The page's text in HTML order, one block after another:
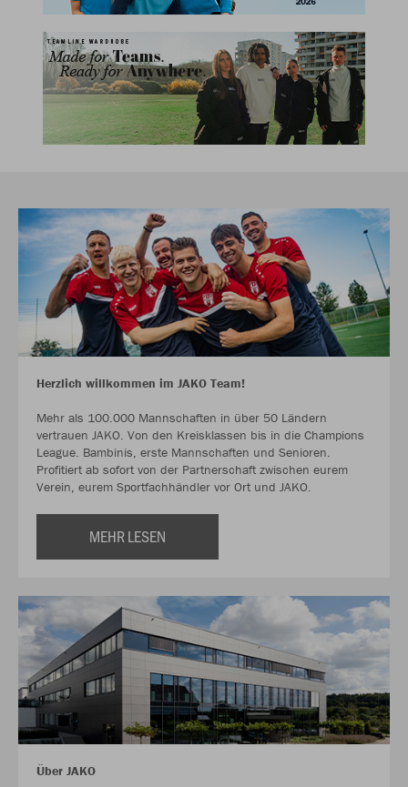
Herzlich willkommen im JAKO Team!
Mehr als 100.000 Mannschaften in über 50 Ländern
vertrauen JAKO. Von den Kreisklassen bis in die Champions
League. Bambinis, erste Mannschaften und Senioren.
Profitiert ab sofort von der Partnerschaft zwischen eurem
Verein, eurem Sportfachhändler vor Ort und JAKO.
MEHR LESEN
Über JAKO